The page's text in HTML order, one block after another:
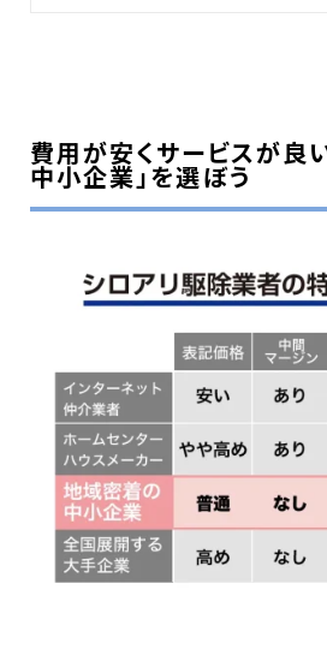
費用が安くサービスが良
中小企業」を選ぼう